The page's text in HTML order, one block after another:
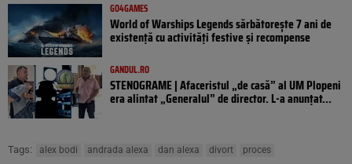
GO4GAMES
World of Warships Legends sărbătorește 7 ani de
existență cu activități festive și recompense
GANDUL.RO
STENOGRAME | Afaceristul „de casă” al UM Plopeni
era alintat „Generalul” de director. L-a anunțat...
Tags: alex bodi andrada alexa dan alexa divort proces